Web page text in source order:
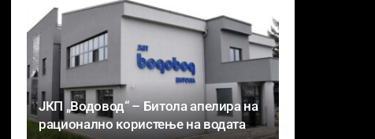
ЈКП „Водовод“ – Битола апелира на
рационално користење на водата